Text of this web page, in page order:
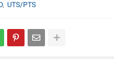
UTS/PTS